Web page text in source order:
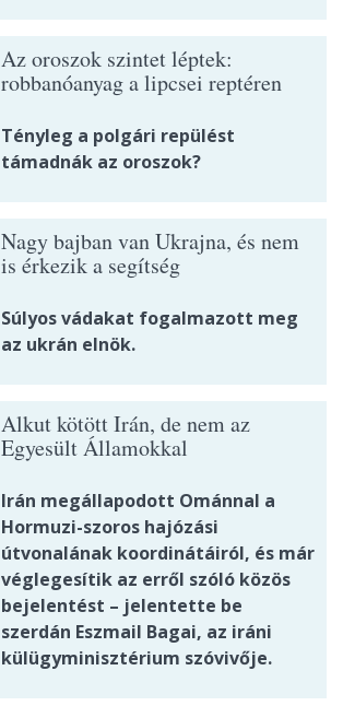
Az oroszok szintet léptek:
robbanóanyag a lipcsei reptéren
Tényleg a polgári repülést
támadnák az oroszok?
Nagy bajban van Ukrajna, és nem
is érkezik a segítség
Súlyos vádakat fogalmazott meg
az ukrán elnök.
Alkut kötött Irán, de nem az
Egyesült Államokkal
Irán megállapodott Ománnal a
Hormuzi-szoros hajózási
útvonalának koordinátáiról, és már
véglegesítik az erről szóló közös
bejelentést – jelentette be
szerdán Eszmail Bagai, az iráni
külügyminisztérium szóvivője.